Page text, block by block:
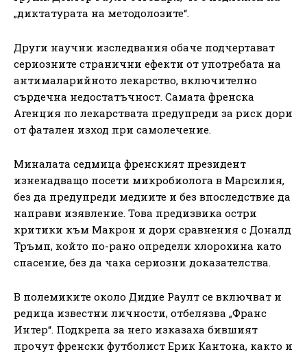
„диктатурата на методолозите“.
Други научни изследвания обаче подчертават
сериозните странични ефекти от употребата на
антималарийното лекарство, включително
сърдечна недостатъчност. Самата френска
Агенция по лекарствата предупреди за риск дори
от фатален изход при самолечение.
Миналата седмица френският президент
изненадващо посети микробиолога в Марсилия,
без да предупреди медиите и без впоследствие да
направи изявление. Това предизвика остри
критики към Макрон и дори сравнения с Доналд
Тръмп, който по-рано определи хлорохина като
спасение, без да чака сериозни доказателства.
В полемиките около Дидие Раулт се включват и
редица известни личности, отбелязва „Франс
Интер“. Подкрепа за него изказаха бившият
прочут френски футболист Ерик Кантона, както и